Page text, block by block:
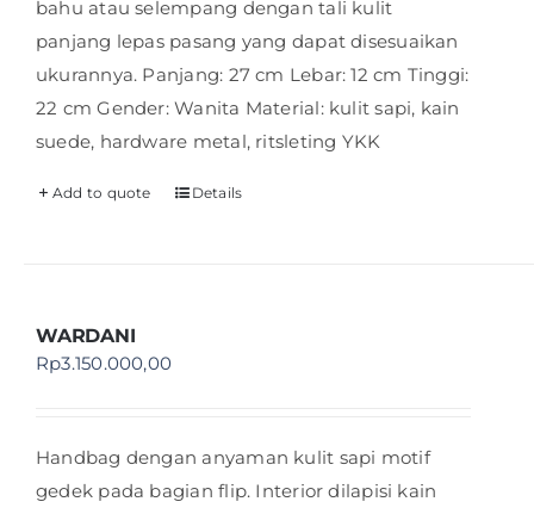
bahu atau selempang dengan tali kulit
panjang lepas pasang yang dapat disesuaikan
ukurannya. Panjang: 27 cm Lebar: 12 cm Tinggi:
22 cm Gender: Wanita Material: kulit sapi, kain
suede, hardware metal, ritsleting YKK
Add to quote Details
WARDANI
Rp3.150.000,00
Handbag dengan anyaman kulit sapi motif
gedek pada bagian flip. Interior dilapisi kain